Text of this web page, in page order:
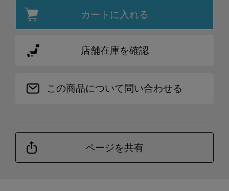
カートに入れる
店舗在庫を確認
この商品について問い合わせる
ページを共有